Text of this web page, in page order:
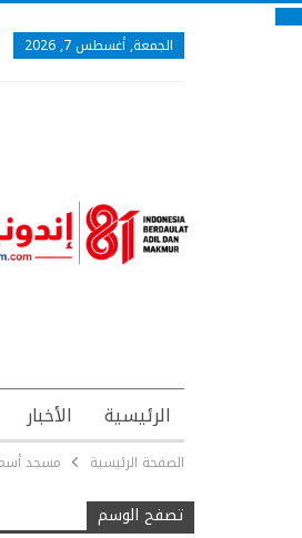
الجمعة, أغسطس 7, 2026
الرئيسية الأخبار
الصفحة الرئيسية مسجد
تصفح الوسم